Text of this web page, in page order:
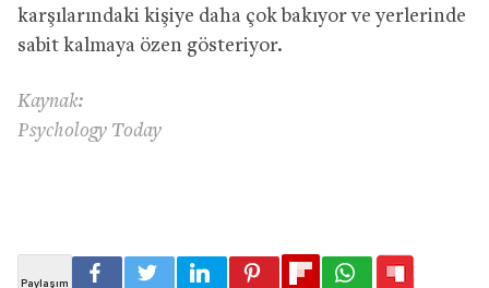
karşılarındaki kişiye daha çok bakıyor ve yerlerinde
sabit kalmaya özen gösteriyor.
Kaynak:
Psychology Today